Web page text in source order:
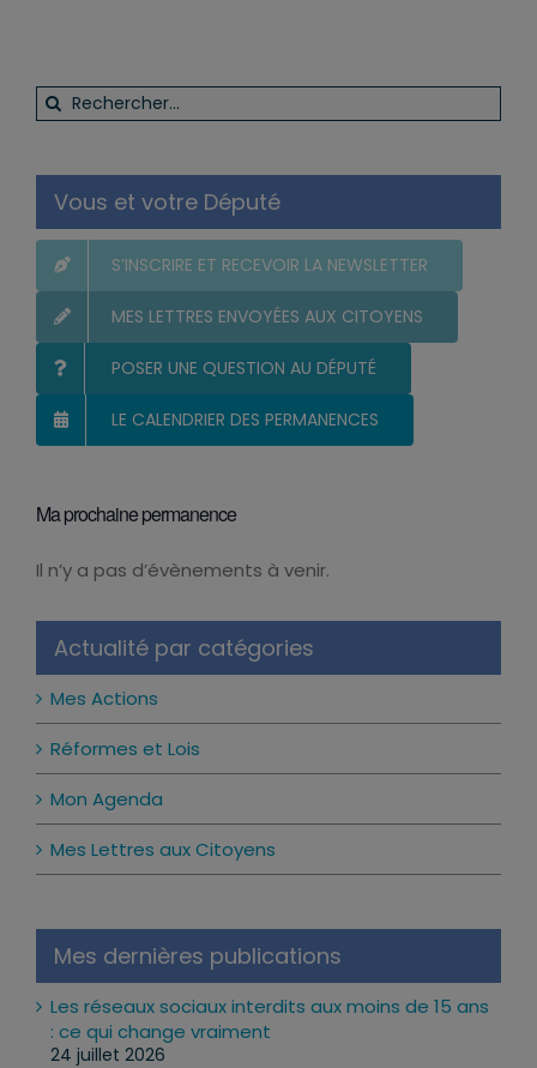
Rechercher:
Vous et votre Député
S’INSCRIRE ET RECEVOIR LA NEWSLETTER
MES LETTRES ENVOYÉES AUX CITOYENS
POSER UNE QUESTION AU DÉPUTÉ
LE CALENDRIER DES PERMANENCES
Ma prochaine permanence
Notice
Il n’y a pas d’évènements à venir.
Actualité par catégories
Mes Actions
Réformes et Lois
Mon Agenda
Mes Lettres aux Citoyens
Mes dernières publications
Les réseaux sociaux interdits aux moins de 15 ans
: ce qui change vraiment
24 juillet 2026